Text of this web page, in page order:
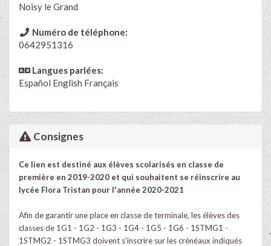
Noisy le Grand
Numéro de téléphone:
0642951316
Langues parlées:
Español English Français
Consignes
Ce lien est destiné aux élèves scolarisés en classe de
première en 2019-2020 et qui souhaitent se réinscrire au
lycée Flora Tristan pour l'année 2020-2021
Afin de garantir une place en classe de terminale, les élèves des
classes de 1G1 - 1G2 - 1G3 - 1G4 - 1G5 - 1G6 - 1STMG1 -
1STMG2 - 1STMG3 doivent s'inscrire sur les crénéaux indiqués